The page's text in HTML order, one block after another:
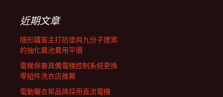
列近期文章
隱形鐵窗主打防墜與九份子建案
的抽化糞池費用平價
電梯保養具備電梯控制系統更換
零組件洗衣店推薦
電動曬衣架品牌採用直流電機